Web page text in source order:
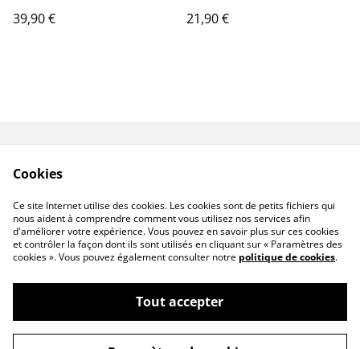
39,90 €
21,90 €
confidentialité
©2026
Bougies artisanales & bouquet de fleurs en
cire
Cookies
Ce site Internet utilise des cookies. Les cookies sont de petits fichiers qui
nous aident à comprendre comment vous utilisez nos services afin
d'améliorer votre expérience. Vous pouvez en savoir plus sur ces cookies
et contrôler la façon dont ils sont utilisés en cliquant sur « Paramètres des
cookies ». Vous pouvez également consulter notre politique de cookies.
Tout accepter